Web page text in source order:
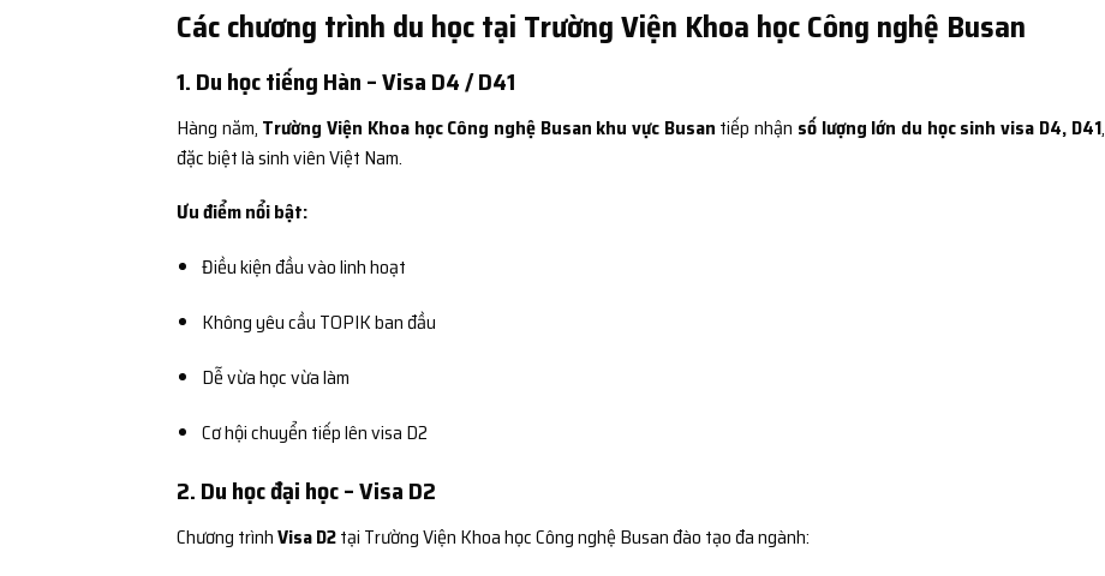
Các chương trình du học tại Trường Viện Khoa học Công nghệ Busan
1. Du học tiếng Hàn – Visa D4 / D41
Hàng năm, Trường Viện Khoa học Công nghệ Busan khu vực Busan tiếp nhận số lượng lớn du học sinh visa D4, D41,
đặc biệt là sinh viên Việt Nam.
Ưu điểm nổi bật:
Điều kiện đầu vào linh hoạt
Không yêu cầu TOPIK ban đầu
Dễ vừa học vừa làm
Cơ hội chuyển tiếp lên visa D2
2. Du học đại học – Visa D2
Chương trìnhVisa D2tại Trường Viện Khoa học Công nghệ Busan đào tạo đa ngành: